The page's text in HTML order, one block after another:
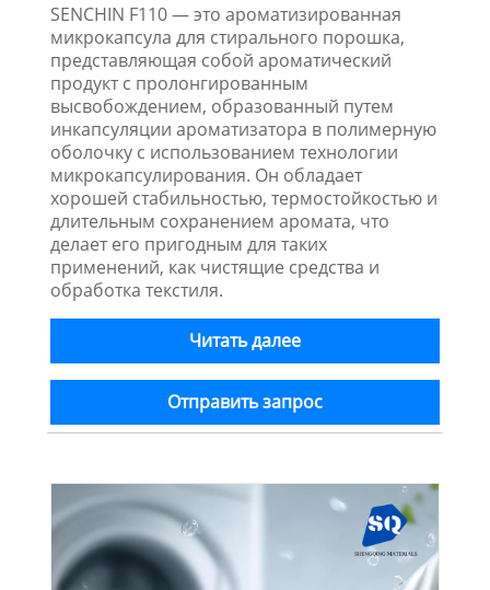
SENCHIN F110 — это ароматизированная
микрокапсула для стирального порошка,
представляющая собой ароматический
продукт с пролонгированным
высвобождением, образованный путем
инкапсуляции ароматизатора в полимерную
оболочку с использованием технологии
микрокапсулирования. Он обладает
хорошей стабильностью, термостойкостью и
длительным сохранением аромата, что
делает его пригодным для таких
применений, как чистящие средства и
обработка текстиля.
Читать далее
Отправить запрос